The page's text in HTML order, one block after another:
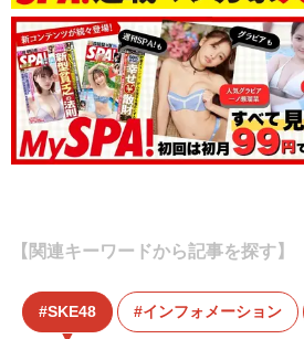
【関連キーワードから記事を探す】
SKE48 インフォメーション